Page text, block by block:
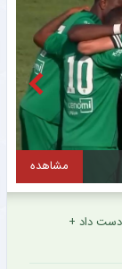
مشاهده
دست داد +